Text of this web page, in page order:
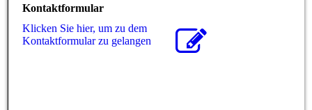
Kontaktformular
Klicken Sie hier, um zu dem
Kon­takt­for­mu­lar zu gelangen